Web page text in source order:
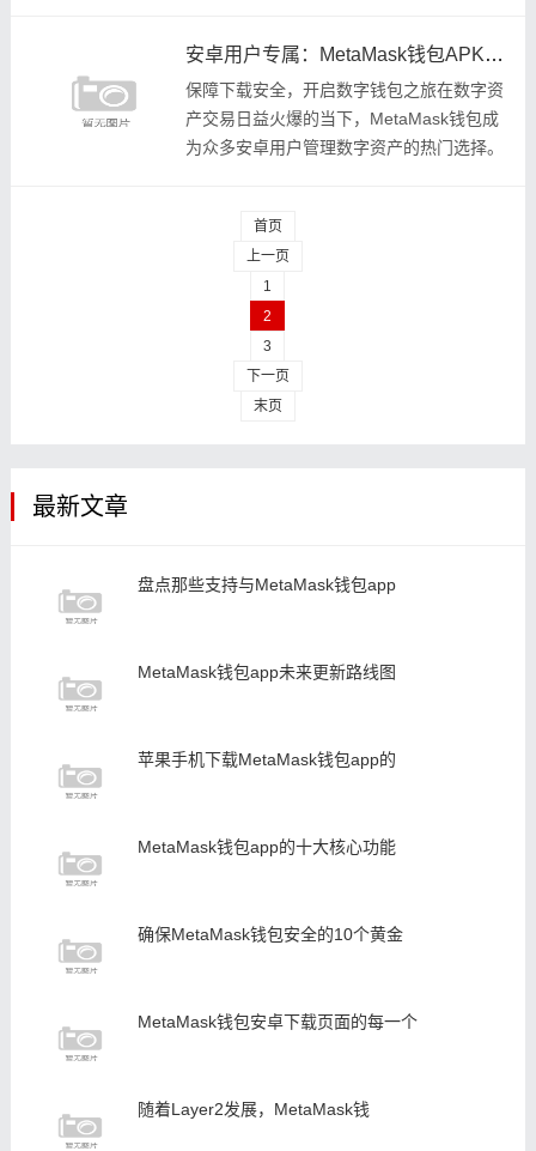
一定
安卓用户专属：MetaMask钱包APK文件安全下载指南
保障下载安全，开启数字钱包之旅在数字资
产交易日益火爆的当下，MetaMask钱包成
为众多安卓用户管理数字资产的热门选择。
首页
上一页
1
2
3
下一页
末页
最新文章
盘点那些支持与MetaMask钱包app
MetaMask钱包app未来更新路线图
苹果手机下载MetaMask钱包app的
MetaMask钱包app的十大核心功能
确保MetaMask钱包安全的10个黄金
MetaMask钱包安卓下载页面的每一个
随着Layer2发展，MetaMask钱